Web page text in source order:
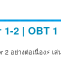
1-2 | OBT
2 อย่างต่อเนื่อง⚡